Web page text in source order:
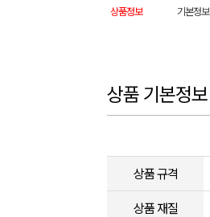
상품정보 기본정보
상품 기본정보
상품 규격
상품 재질